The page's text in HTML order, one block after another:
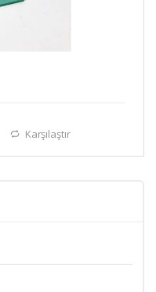
Karşılaştır